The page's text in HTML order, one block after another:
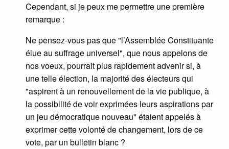
Cependant, si je peux me permettre une première
remarque :
Ne pensez-vous pas que "l’Assemblée Constituante
élue au suffrage universel", que nous appelons de
nos voeux, pourrait plus rapidement advenir si, à
une telle élection, la majorité des électeurs qui
"aspirent à un renouvellement de la vie publique, à
la possibilité de voir exprimées leurs aspirations par
un jeu démocratique nouveau" étaient appelés à
exprimer cette volonté de changement, lors de ce
vote, par un bulletin blanc ?